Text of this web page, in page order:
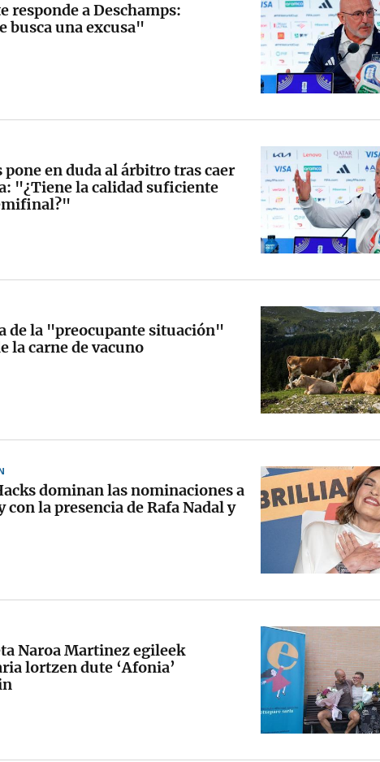
responde a Deschamps:
busca una excusa"
pone en duda al árbitro tras caer
"¿Tiene la calidad suficiente
de la "preocupante situación"
la carne de vacuno
dominan las nominaciones a
con la presencia de Rafa Nadal y
Naroa Martinez egileek
lortzen dute ‘Afonia’